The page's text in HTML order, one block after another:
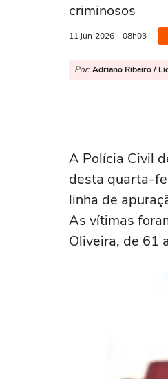
criminosos
11 jun 2026 - 08h03
Por: Adriano Ribeiro /
A Polícia Civil
desta quarta-
linha de
As vítimas
Oliveira, de 61